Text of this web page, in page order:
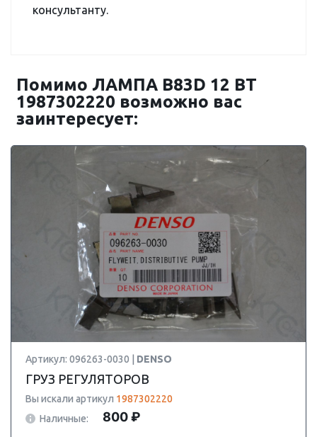
консультанту.
Помимо ЛАМПА B83D 12 ВТ
1987302220 возможно вас
заинтересует:
Артикул: 096263-0030 | DENSO
ГРУЗ РЕГУЛЯТОРОВ
Вы искали артикул 1987302220
Наличные:
800 ₽